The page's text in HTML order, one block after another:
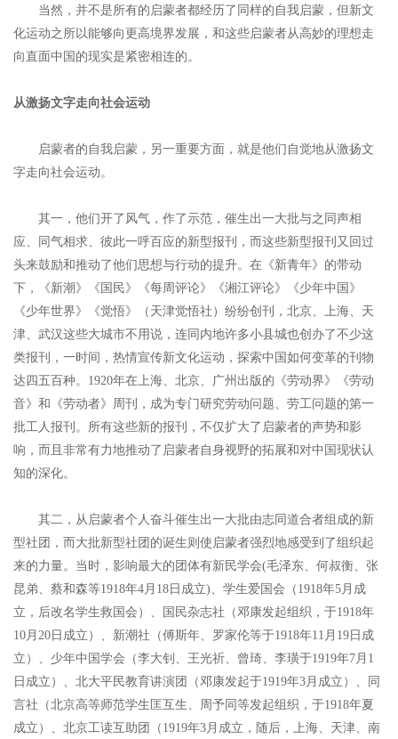
当然，并不是所有的启蒙者都经历了同样的自我启蒙，但新文
化运动之所以能够向更高境界发展，和这些启蒙者从高妙的理想走
向直面中国的现实是紧密相连的。
从激扬文字走向社会运动
启蒙者的自我启蒙，另一重要方面，就是他们自觉地从激扬文
字走向社会运动。
其一，他们开了风气，作了示范，催生出一大批与之同声相
应、同气相求、彼此一呼百应的新型报刊，而这些新型报刊又回过
头来鼓励和推动了他们思想与行动的提升。在《新青年》的带动
下，《新潮》《国民》《每周评论》《湘江评论》《少年中国》
《少年世界》《觉悟》（天津觉悟社）纷纷创刊，北京、上海、天
津、武汉这些大城市不用说，连同内地许多小县城也创办了不少这
类报刊，一时间，热情宣传新文化运动，探索中国如何变革的刊物
达四五百种。1920年在上海、北京、广州出版的《劳动界》《劳动
音》和《劳动者》周刊，成为专门研究劳动问题、劳工问题的第一
批工人报刊。所有这些新的报刊，不仅扩大了启蒙者的声势和影
响，而且非常有力地推动了启蒙者自身视野的拓展和对中国现状认
知的深化。
其二，从启蒙者个人奋斗催生出一大批由志同道合者组成的新
型社团，而大批新型社团的诞生则使启蒙者强烈地感受到了组织起
来的力量。当时，影响最大的团体有新民学会(毛泽东、何叔衡、张
昆弟、蔡和森等1918年4月18日成立)、学生爱国会（1918年5月成
立，后改名学生救国会）、国民杂志社（邓康发起组织，于1918年
10月20日成立）、新潮社（傅斯年、罗家伦等于1918年11月19日成
立）、少年中国学会（李大钊、王光祈、曾琦、李璜于1919年7月1
日成立）、北大平民教育讲演团（邓康发起于1919年3月成立）、同
言社（北京高等师范学生匡互生、周予同等发起组织，于1918年夏
成立）、北京工读互助团（1919年3月成立，随后，上海、天津、南